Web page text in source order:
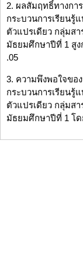
2. ผลสัมฤทธิ์ทางกา
กระบวนการเรียนรู้
ตัวแปรเดียว กลุ่มส
มัธยมศึกษาปีที่ 1 สู
.05
3. ความพึงพอใจขอ
กระบวนการเรียนรู้
ตัวแปรเดียว กลุ่มส
มัธยมศึกษาปีที่ 1 โ